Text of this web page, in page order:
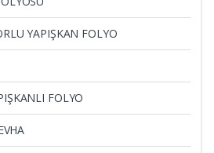
YAPIŞKAN FOLYO
FOLYO